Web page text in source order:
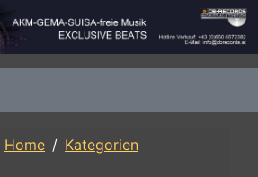
Home
Kategorien